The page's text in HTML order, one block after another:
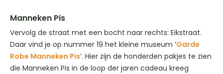
Manneken Pis
Vervolg de straat met een bocht naar rechts: Eikstraat.
Daar vind je op nummer 19 het kleine museum ‘Garde
Robe Manneken Pis’. Hier zijn de honderden pakjes te zien
die Manneken Pis in de loop der jaren cadeau kreeg